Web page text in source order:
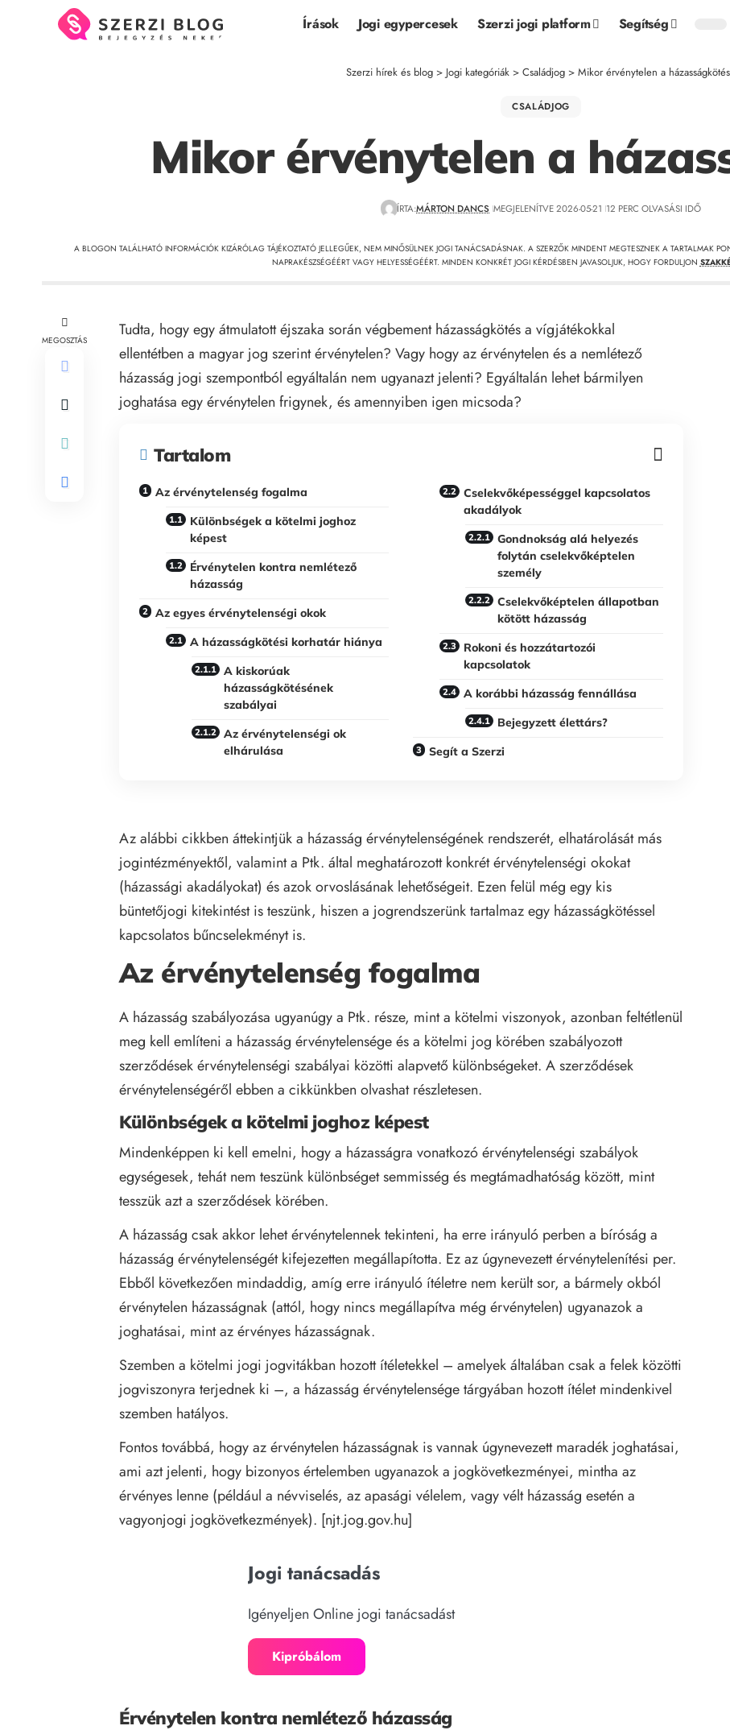
Írások Jogi egypercesek Szerzi jogi platform Segítség
Szerzi hírek és blog > Jogi kategóriák > Családjog > Mikor érvénytelen a
CSALÁDJOG
Mikor érvénytelen a
ÍRTA:MÁRTON DANCS MEGJELENÍTVE 2026-05-21 12 PERC OLVASÁSI IDŐ
A BLOGON TALÁLHATÓ INFORMÁCIÓK KIZÁRÓLAG TÁJÉKOZTATÓ JELLEGŰEK, NEM MINŐSÜLNEK JOGI TANÁCSADÁSNAK. A SZERZŐK MINDENT MEGTESZNEK A TARTALMAK
NAPRAKÉSZSÉGÉÉRT VAGY HELYESSÉGÉÉRT. MINDEN KONKRÉT JOGI KÉRDÉSBEN JAVASOLJUK, HOGY FORDULJON
MEGOSZTÁS
Tudta, hogy egy átmulatott éjszaka során végbement házasságkötés a vígjátékokkal
ellentétben a magyar jog szerint érvénytelen? Vagy hogy az érvénytelen és a nemlétező
házasság jogi szempontból egyáltalán nem ugyanazt jelenti? Egyáltalán lehet bármilyen
joghatása egy érvénytelen frigynek, és amennyiben igen micsoda?
Tartalom
Az érvénytelenség fogalma
Különbségek a kötelmi joghoz
képest
Érvénytelen kontra nemlétező
házasság
Az egyes érvénytelenségi okok
A házasságkötési korhatár hiánya
A kiskorúak
házasságkötésének
szabályai
Az érvénytelenségi ok
elhárulása
Cselekvőképességgel kapcsolatos
akadályok
Gondnokság alá helyezés
folytán cselekvőképtelen
személy
Cselekvőképtelen állapotban
kötött házasság
Rokoni és hozzátartozói
kapcsolatok
A korábbi házasság fennállása
Bejegyzett élettárs?
Segít a Szerzi
Az alábbi cikkben áttekintjük a házasság érvénytelenségének rendszerét, elhatárolását más
jogintézményektől, valamint a Ptk. által meghatározott konkrét érvénytelenségi okokat
(házassági akadályokat) és azok orvoslásának lehetőségeit. Ezen felül még egy kis
büntetőjogi kitekintést is teszünk, hiszen a jogrendszerünk tartalmaz egy házasságkötéssel
kapcsolatos bűncselekményt is.
Az érvénytelenség fogalma
A házasság szabályozása ugyanúgy a Ptk. része, mint a kötelmi viszonyok, azonban feltétlenül
meg kell említeni a házasság érvénytelensége és a kötelmi jog körében szabályozott
szerződések érvénytelenségi szabályai közötti alapvető különbségeket. A szerződések
érvénytelenségéről ebben a cikkünkben olvashat részletesen.
Különbségek a kötelmi joghoz képest
Mindenképpen ki kell emelni, hogy a házasságra vonatkozó érvénytelenségi szabályok
egységesek, tehát nem teszünk különbséget semmisség és megtámadhatóság között, mint
tesszük azt a szerződések körében.
A házasság csak akkor lehet érvénytelennek tekinteni, ha erre irányuló perben a bíróság a
házasság érvénytelenségét kifejezetten megállapította. Ez az úgynevezett érvénytelenítési per.
Ebből következően mindaddig, amíg erre irányuló ítéletre nem került sor, a bármely okból
érvénytelen házasságnak (attól, hogy nincs megállapítva még érvénytelen) ugyanazok a
joghatásai, mint az érvényes házasságnak.
Szemben a kötelmi jogi jogvitákban hozott ítéletekkel – amelyek általában csak a felek közötti
jogviszonyra terjednek ki –, a házasság érvénytelensége tárgyában hozott ítélet mindenkivel
szemben hatályos.
Fontos továbbá, hogy az érvénytelen házasságnak is vannak úgynevezett maradék joghatásai,
ami azt jelenti, hogy bizonyos értelemben ugyanazok a jogkövetkezményei, mintha az
érvényes lenne (például a névviselés, az apasági vélelem, vagy vélt házasság esetén a
vagyonjogi jogkövetkezmények). [njt.jog.gov.hu]
Jogi tanácsadás
Igényeljen Online jogi tanácsadást
Kipróbálom
Érvénytelen kontra nemlétező házasság